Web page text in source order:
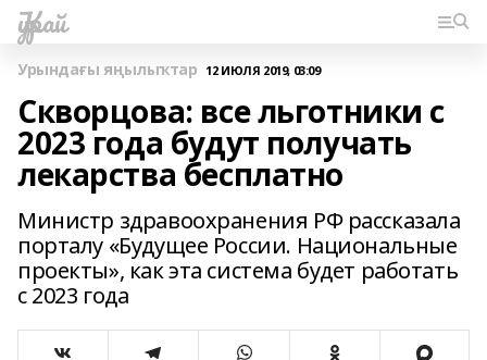
Ҡурай
Урындағы яңылыҡтар 12 ИЮЛЯ 2019, 03:09
Скворцова: все льготники с
2023 года будут получать
лекарства бесплатно
Министр здравоохранения РФ рассказала
порталу «Будущее России. Национальные
проекты», как эта система будет работать
с 2023 года